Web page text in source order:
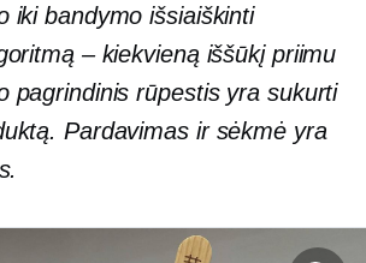
iki bandymo išsiaiškinti
– kiekvieną iššūkį priimu
pagrindinis rūpestis yra sukurti
Pardavimas ir sėkmė yra